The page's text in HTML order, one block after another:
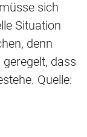
sich
Situation
denn
dass
Quelle: